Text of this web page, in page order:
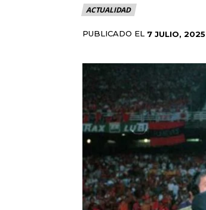
ACTUALIDAD
PUBLICADO EL 7 JULIO, 2025